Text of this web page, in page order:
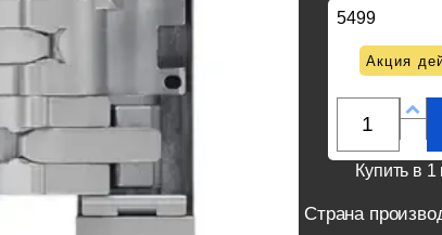
5499
Акция
Купить в 1
Страна